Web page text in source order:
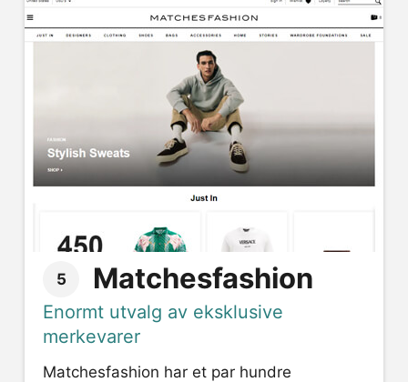
5 Matchesfashion
Enormt utvalg av eksklusive
merkevarer
Matchesfashion har et par hundre